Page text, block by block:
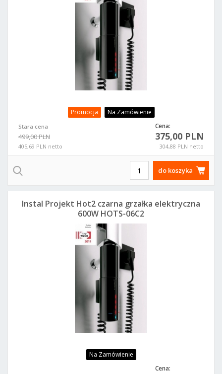
Promocja Na Zamówienie
Stara cena
499,00 PLN
405,69 PLN netto
Cena:
375,00 PLN
304,88 PLN netto
do koszyka
Na Zamówienie
Cena:
Instal Projekt Hot2 czarna grzałka elektryczna
600W HOTS-06C2